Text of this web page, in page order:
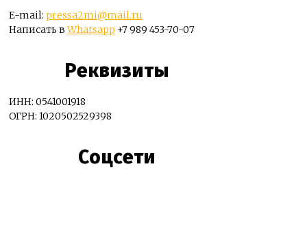
E-mail: pressa2mi@mail.ru
Написать вWhatsapp +7 989 453-70-07
Реквизиты
ИНН: 0541001918
ОГРН: 1020502529398
Соцсети